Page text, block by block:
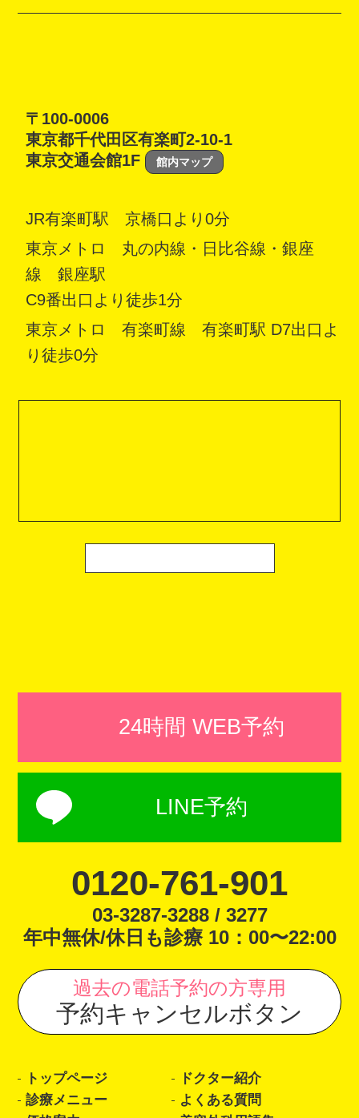
〒100-0006
東京都千代田区有楽町2-10-1
東京交通会館1F
館内マップ
JR有楽町駅 京橋口より0分
東京メトロ 丸の内線・日比谷線・銀座
線 銀座駅
C9番出口より徒歩1分
東京メトロ 有楽町線 有楽町駅 D7出口よ
り徒歩0分
24時間 WEB予約
LINE予約
0120-761-901
03-3287-3288 / 3277
年中無休/休日も診療 10：00〜22:00
過去の電話予約の方専用
予約キャンセルボタン
トップページ
ドクター紹介
診療メニュー
よくある質問